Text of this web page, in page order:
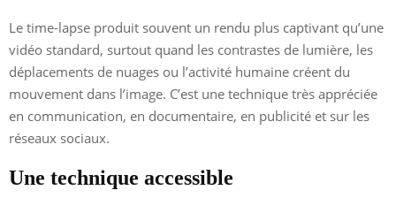
Le time-lapse produit souvent un rendu plus captivant qu’une
vidéo standard, surtout quand les contrastes de lumière, les
déplacements de nuages ou l’activité humaine créent du
mouvement dans l’image. C’est une technique très appréciée
en communication, en documentaire, en publicité et sur les
réseaux sociaux.
Une technique accessible